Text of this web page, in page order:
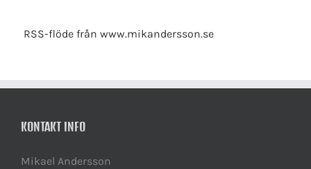
RSS-flöde från www.mikandersson.se
KONTAKT INFO
Mikael Andersson